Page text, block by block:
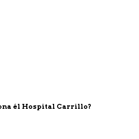
él Hospital Carrillo?